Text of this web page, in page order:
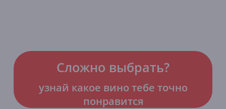
Сложно выбрать?
узнай какое вино тебе точно
понравится